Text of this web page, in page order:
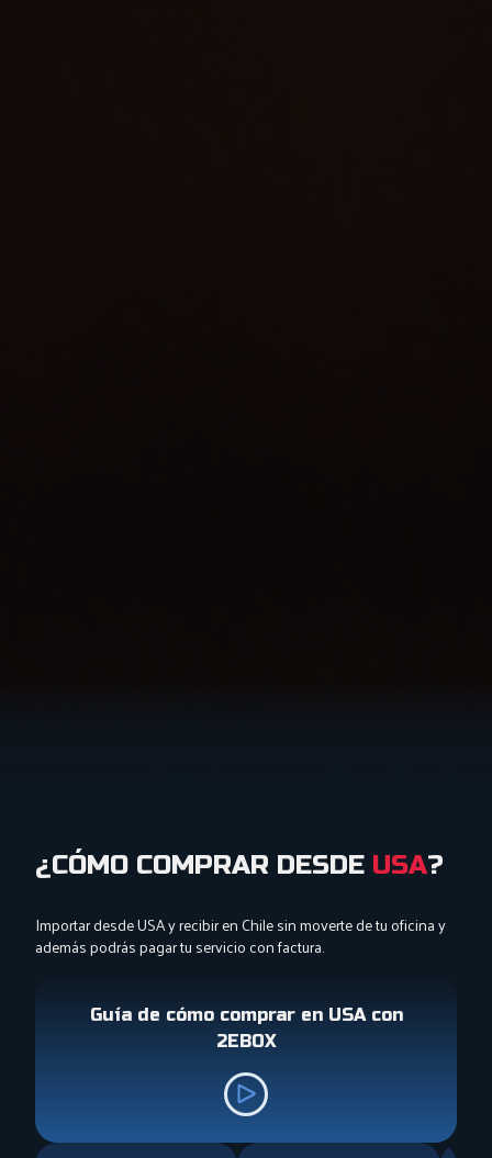
¿CÓMO COMPRAR DESDE USA?
Importar desde USA y recibir en Chile sin moverte de tu oficina y
además podrás pagar tu servicio con factura.
Guía de cómo comprar en USA con
2EBOX